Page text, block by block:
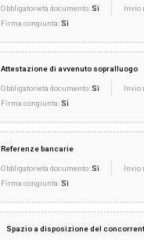
Obbligatorietà documento: Sì Invio
Firma congiunta: Sì
Attestazione di avvenuto sopralluogo
Obbligatorietà documento: Sì Invio
Firma congiunta: Sì
Referenze bancarie
Obbligatorietà documento: Sì Invio
Firma congiunta: Sì
Spazio a disposizione del